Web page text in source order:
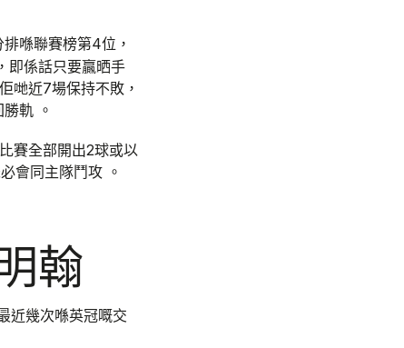
喺聯賽榜第4位，
即係話只要贏晒手
哋近7場保持不敗，
軌 。
賽全部開出2球或以
會同主隊鬥攻 。
翰
近幾次喺英冠嘅交